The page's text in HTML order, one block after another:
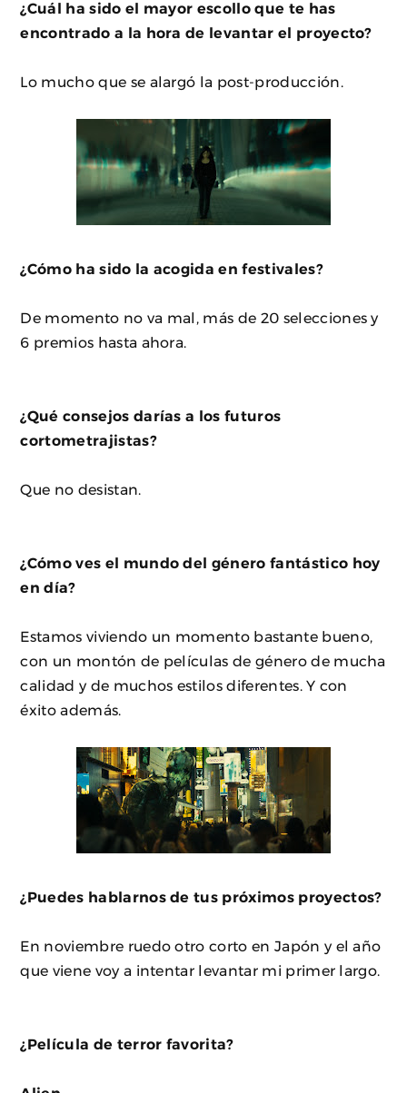
¿Cuál ha sido el mayor escollo que te has
encontrado a la hora de levantar el proyecto?
Lo mucho que se alargó la post-producción.
¿Cómo ha sido la acogida en festivales?
De momento no va mal, más de 20 selecciones y
6 premios hasta ahora.
¿Qué consejos darías a los futuros
cortometrajistas?
Que no desistan.
¿Cómo ves el mundo del género fantástico hoy
en día?
Estamos viviendo un momento bastante bueno,
con un montón de películas de género de mucha
calidad y de muchos estilos diferentes. Y con
éxito además.
¿Puedes hablarnos de tus próximos proyectos?
En noviembre ruedo otro corto en Japón y el año
que viene voy a intentar levantar mi primer largo.
¿Película de terror favorita?